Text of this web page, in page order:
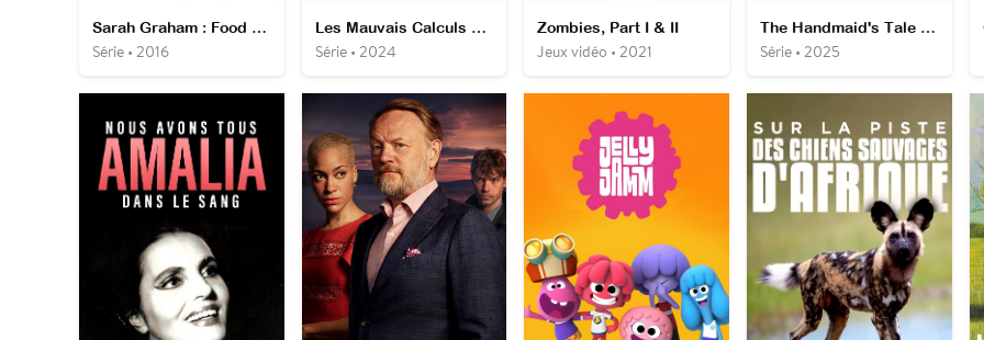
Sarah Graham : Food Safari
Série • 2016
Les Mauvais Calculs de Tribhuvan Mishra
Série • 2024
Zombies, Part I & II
Jeux vidéo • 2021
The Handmaid's Tale : la servante écarlate
Série • 2025